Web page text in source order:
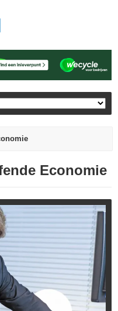
Economie